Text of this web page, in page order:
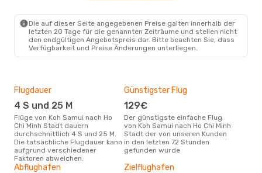
Die auf dieser Seite angegebenen Preise galten innerhalb der
letzten 20 Tage für die genannten Zeiträume und stellen nicht
den endgültigen Angebotspreis dar. Bitte beachten Sie, dass
Verfügbarkeit und Preise Änderungen unterliegen.
Flugdauer
4 S und 25 M
Flüge von Koh Samui nach Ho
Chi Minh Stadt dauern
durchschnittlich 4 S und 25 M.
Die tatsächliche Flugdauer kann
aufgrund verschiedener
Faktoren abweichen.
Günstigster Flug
129€
Der günstigste einfache Flug
von Koh Samui nach Ho Chi Minh
Stadt der von unseren Kunden
in den letzten 72 Stunden
gefunden wurde
Abflughafen Zielflughafen